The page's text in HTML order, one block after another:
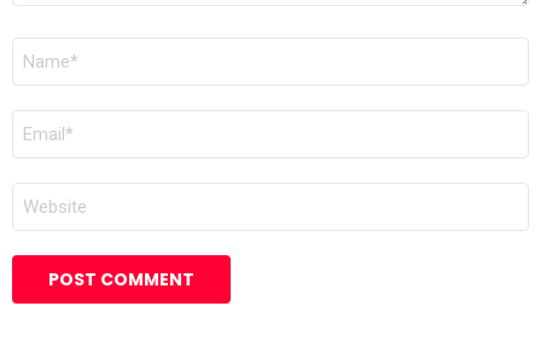
NAME
EMAIL
WEBSITE